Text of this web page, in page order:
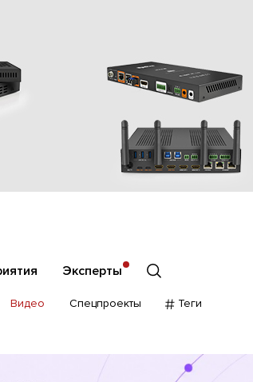
Эксперты
Видео Спецпроекты Теги